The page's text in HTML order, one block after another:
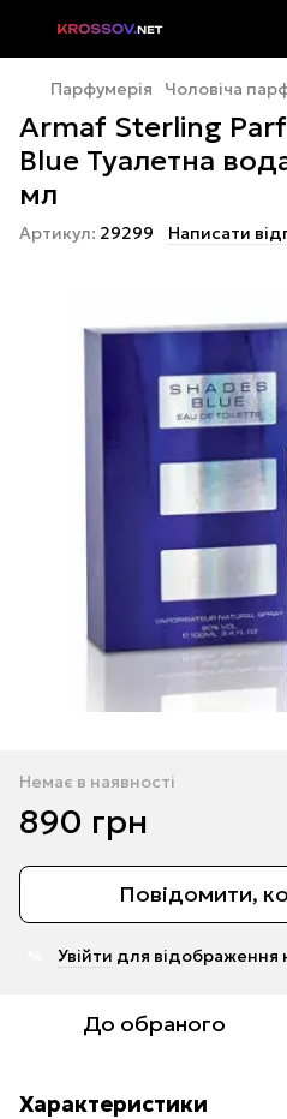
Парфумерія Чоловіча
Armaf Sterling
Blue Туалетна
мл
Артикул: 29299 Написати
Немає в наявності
890 грн
Повідомити,
Увійти для відображення
До обраного
Характеристики